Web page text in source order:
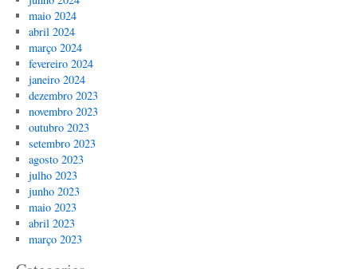
maio 2024
abril 2024
março 2024
fevereiro 2024
janeiro 2024
dezembro 2023
novembro 2023
outubro 2023
setembro 2023
agosto 2023
julho 2023
junho 2023
maio 2023
abril 2023
março 2023